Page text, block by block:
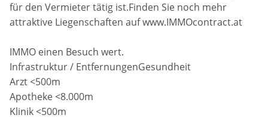
für den Vermieter tätig ist.Finden Sie noch mehr
attraktive Liegenschaften auf www.IMMOcontract.at
IMMO einen Besuch wert.
Infrastruktur / EntfernungenGesundheit
Arzt <500m
Apotheke <8.000m
Klinik <500m